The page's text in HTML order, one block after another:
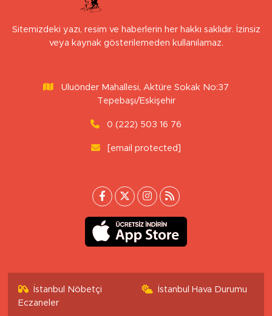
Sitemizdeki yazı, resim ve haberlerin her hakkı saklıdır. İzinsiz
veya kaynak gösterilemeden kullanılamaz.
Uluönder Mahallesi, Aktüre Sokak No:37
Tepebaşı/Eskişehir
0 (222) 503 16 76
[email protected]
İstanbul Nöbetçi
Eczaneler
İstanbul Hava Durumu